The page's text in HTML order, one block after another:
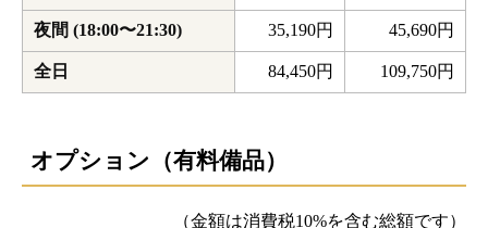
夜間 (18:00〜21:30) 35,190円 45,690円
全日 84,450円 109,750円
オプション（有料備品）
（金額は消費税10%を含む総額です）